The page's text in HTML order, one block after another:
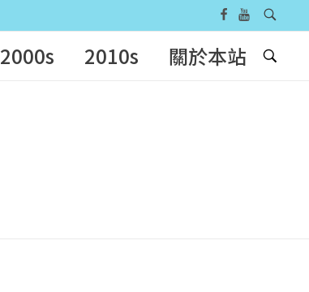
2000s 2010s 關於本站